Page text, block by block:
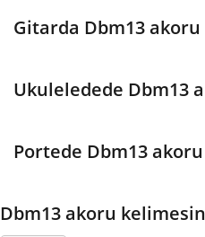
Gitarda Dbm13 akoru
Ukuleledede Dbm13
Portede Dbm13 akoru
Dbm13 akoru